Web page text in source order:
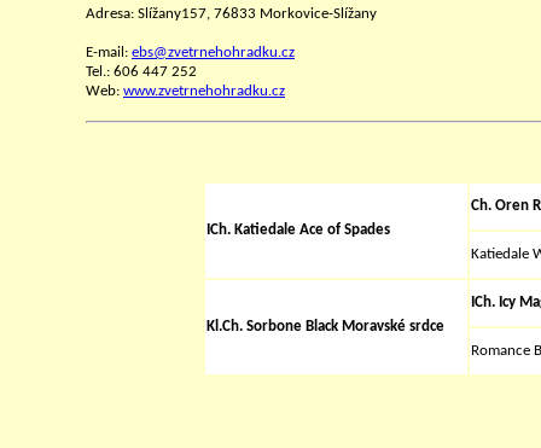
Adresa: Slížany157, 76833 Morkovice-Slížany
E-mail: ebs@zvetrnehohradku.cz
Tel.: 606 447 252
Web: www.zvetrnehohradku.cz
ICh. Katiedale Ace of Spades
Ch. Oren
Katiedale
Kl.Ch. Sorbone Black Moravské srdce
ICh. Icy
Romance